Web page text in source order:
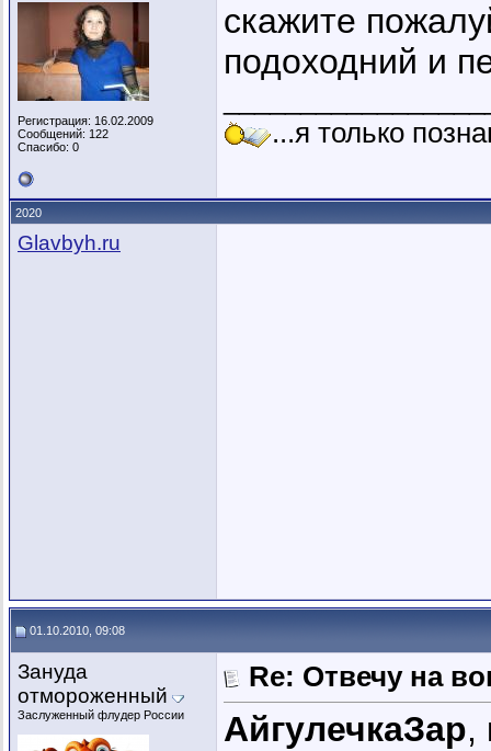
Регистрация: 16.02.2009
Сообщений: 122
Спасибо: 0
скажите
подоходний и
...я только
2020
Glavbyh.ru
01.10.2010, 09:08
Зануда
отмороженный
Заслуженный флудер России
Re: Отвечу на
АйгулечкаЗар,